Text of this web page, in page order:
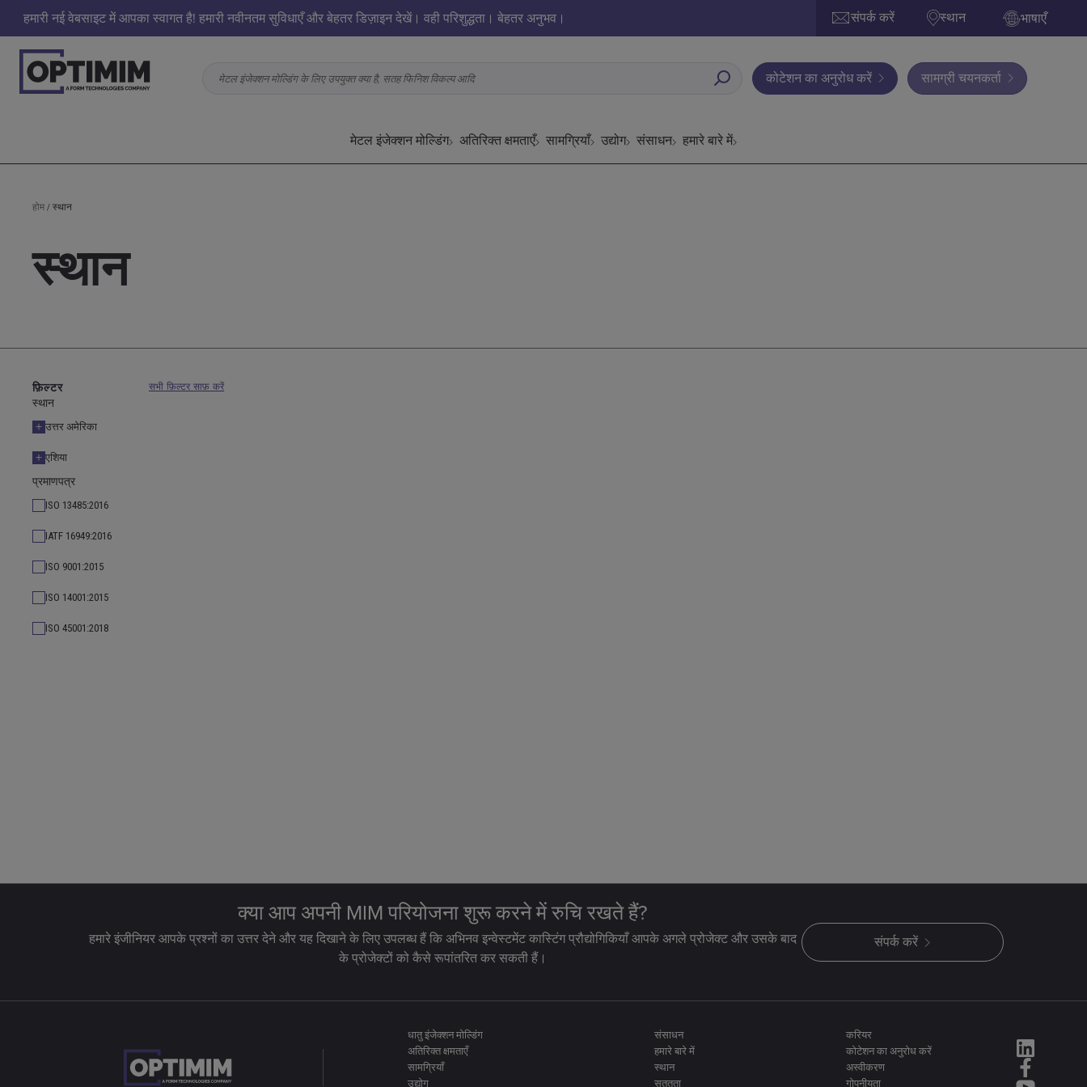
हमारी नई वेबसाइट में आपका स्वागत है! हमारी नवीनतम सुविधाएँ और बेहतर डिज़ाइन देखें। वही परिशुद्धता। बेहतर अनुभव। संपर्क करें स्थान भाषाएँ
मेटल इंजेक्शन मोल्डिंग के लिए उपयुक्त क्या है, सतह फिनिश विकल्प आदि कोटेशन का अनुरोध करें सामग्री चयनकर्ता
मेटल इंजेक्शन मोल्डिंग अतिरिक्त क्षमताएँ सामग्रियाँ उद्योग संसाधन हमारे बारे में
होम/स्थान
स्थान
फ़िल्टर सभी फ़िल्टर साफ़ करें
स्थान
उत्तर अमेरिका
एशिया
प्रमाणपत्र
ISO 13485:2016
IATF 16949:2016
ISO 9001:2015
ISO 14001:2015
ISO 45001:2018
क्या आप अपनी MIM परियोजना शुरू करने में रुचि रखते हैं?
हमारे इंजीनियर आपके प्रश्नों का उत्तर देने और यह दिखाने के लिए उपलब्ध हैं कि अभिनव इन्वेस्टमेंट कास्टिंग प्रौद्योगिकियाँ आपके अगले प्रोजेक्ट और उसके बाद
के प्रोजेक्टों को कैसे रूपांतरित कर सकती हैं।
संपर्क करें
धातु इंजेक्शन मोल्डिंग
अतिरिक्त क्षमताएँ
सामग्रियाँ
उद्योग
संसाधन
हमारे बारे में
स्थान
सततता
करियर
कोटेशन का अनुरोध करें
अस्वीकरण
गोपनीयता